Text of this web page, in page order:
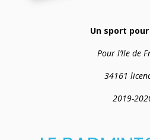
Un sport
Pour l’Ile de
34161
2019-